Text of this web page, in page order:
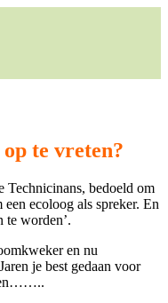
te vreten?
Technicinans, bedoeld om
ecoloog als spreker. En
te worden’.
en nu
je best gedaan voor